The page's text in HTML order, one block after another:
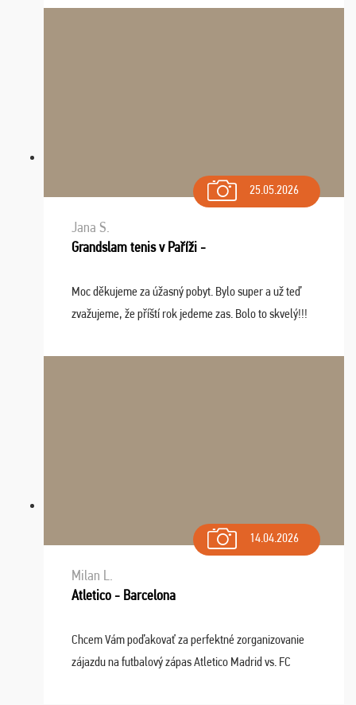
spomínať a zväžujeme repete budúci rok : ...
25.05.2026
Jana S.
Grandslam tenis v Paříži -
Moc děkujeme za úžasný pobyt. Bylo super a už teď
zvažujeme, že příští rok jedeme zas. Bolo to skvelý!!!
14.04.2026
Milan L.
Atletico - Barcelona
Chcem Vám poďakovať za perfektné zorganizovanie
zájazdu na futbalový zápas Atletico Madrid vs. FC